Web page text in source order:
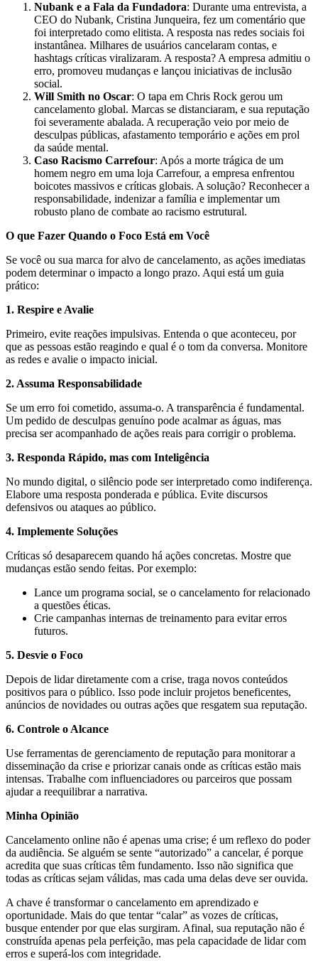
Nubank e a Fala da Fundadora: Durante uma entrevista, a
CEO do Nubank, Cristina Junqueira, fez um comentário que
foi interpretado como elitista. A resposta nas redes sociais foi
instantânea. Milhares de usuários cancelaram contas, e
hashtags críticas viralizaram. A resposta? A empresa admitiu o
erro, promoveu mudanças e lançou iniciativas de inclusão
social.
Will Smith no Oscar: O tapa em Chris Rock gerou um
cancelamento global. Marcas se distanciaram, e sua reputação
foi severamente abalada. A recuperação veio por meio de
desculpas públicas, afastamento temporário e ações em prol
da saúde mental.
Caso Racismo Carrefour: Após a morte trágica de um
homem negro em uma loja Carrefour, a empresa enfrentou
boicotes massivos e críticas globais. A solução? Reconhecer a
responsabilidade, indenizar a família e implementar um
robusto plano de combate ao racismo estrutural.
O que Fazer Quando o Foco Está em Você
Se você ou sua marca for alvo de cancelamento, as ações imediatas
podem determinar o impacto a longo prazo. Aqui está um guia
prático:
1. Respire e Avalie
Primeiro, evite reações impulsivas. Entenda o que aconteceu, por
que as pessoas estão reagindo e qual é o tom da conversa. Monitore
as redes e avalie o impacto inicial.
2. Assuma Responsabilidade
Se um erro foi cometido, assuma-o. A transparência é fundamental.
Um pedido de desculpas genuíno pode acalmar as águas, mas
precisa ser acompanhado de ações reais para corrigir o problema.
3. Responda Rápido, mas com Inteligência
No mundo digital, o silêncio pode ser interpretado como indiferença.
Elabore uma resposta ponderada e pública. Evite discursos
defensivos ou ataques ao público.
4. Implemente Soluções
Críticas só desaparecem quando há ações concretas. Mostre que
mudanças estão sendo feitas. Por exemplo:
Lance um programa social, se o cancelamento for relacionado
a questões éticas.
Crie campanhas internas de treinamento para evitar erros
futuros.
5. Desvie o Foco
Depois de lidar diretamente com a crise, traga novos conteúdos
positivos para o público. Isso pode incluir projetos beneficentes,
anúncios de novidades ou outras ações que resgatem sua reputação.
6. Controle o Alcance
Use ferramentas de gerenciamento de reputação para monitorar a
disseminação da crise e priorizar canais onde as críticas estão mais
intensas. Trabalhe com influenciadores ou parceiros que possam
ajudar a reequilibrar a narrativa.
Minha Opinião
Cancelamento online não é apenas uma crise; é um reflexo do poder
da audiência. Se alguém se sente “autorizado” a cancelar, é porque
acredita que suas críticas têm fundamento. Isso não significa que
todas as críticas sejam válidas, mas cada uma delas deve ser ouvida.
A chave é transformar o cancelamento em aprendizado e
oportunidade. Mais do que tentar “calar” as vozes de críticas,
busque entender por que elas surgiram. Afinal, sua reputação não é
construída apenas pela perfeição, mas pela capacidade de lidar com
erros e superá-los com integridade.